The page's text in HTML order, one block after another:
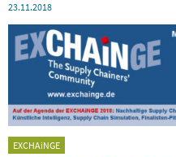
23.11.2018
EXCHAiNGE